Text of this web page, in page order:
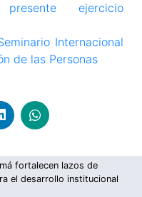
ejercicio
Internacional
de las Personas
fortalecen lazos de
el desarrollo institucional